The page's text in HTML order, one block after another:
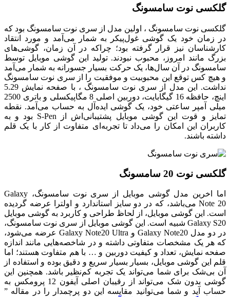
گلکسی نوت سامسونگ
گلکسی نوت سامسونگ ، اولین مدل از سری نوت سامسونگ بود که
در زمان خود یک گوشی غول‌پیکر به شمار می‌آمد و مورد انتقاد
کارشناسان نیز قرار گرفته بود؛ چراکه در آن زمان، گوشی‌های
بزرگ مانند امروز، محبوب نبودند. تولید این گوشی موبایل توسط
سامسونگ در آن سال‌ها، یک حرکت بسیار جسورانه به شمار می‌آمد
و هیچ کس توقع این محبوبیت و موفقیت را از سری نوت سامسونگ
نداشت. این مدل از سری نوت سامسونگ ، با صفحه نمایش 5.29
اینچ، حافظه 16 گیگابایت، دوربین اصلی 8 مگاپیکسلی و باتری 2500
میلی آمپر ساعتی خود، یک گوشی ایده‌آل به حساب می‌آمد. نقطه
تمایز و قوت این گوشی موبایل پشتیبانی‌اش از S-Pen بود و به
کاربران این امکان را می‌داد تا تجربه‌ای متفاوت از کار با یک قلم
داشته باشند.
گلکسی نوت 20 سامسونگ
اما اخرین مدل گوشی موبایل از سری نوت سامسونگ، Galaxy
Note 20 می‌باشد، که در دو سایز استاندارد و اولترا عرضه گردیده
است. این گوشی موبایل، از لحاظ طراحی و کاربرد به گوشی موبایل
Galaxy S20 شبیه است. این گوشی موبایل از سری نوت سامسونگ،
در دو مدل Galaxy Note20 و Galaxy Note20 Ultra عرضه می‌شود،
که هر یک مشخصات متفاوتی داشته و در شاخصه‌هایی مانند اندازه
صفحه نمایش، تعداد و کیفیت دوربین و … با هم متفاوت هستند؛ اما
قلم این گوشی موبایل، بسیار بسیار سریع و دقیق بوده و استفاده از
آن بی‌شک برای شما می‌تواند یک تجربه کم‌نظیر باشد. همچنین این
گوشی بدون شک می‌تواند از رقیبان اصلی آیفون 12 پرومکس به
حساب آید و شما می‌توانید مقایسه این دو پرچمدار را در مقاله ”